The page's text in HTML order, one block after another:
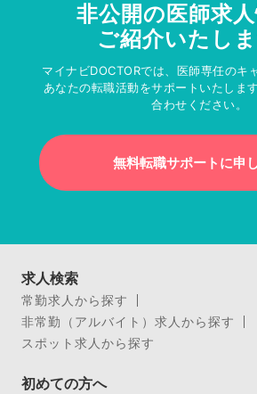
非公開の医師求
ご紹介いたしま
マイナビDOCTORでは、医師専任のキ
あなたの転職活動をサポートいたしま
合わせください。
無料転職サポートに申
求人検索
常勤求人から探す
非常勤（アルバイト）求人から探す
スポット求人から探す
初めての方へ